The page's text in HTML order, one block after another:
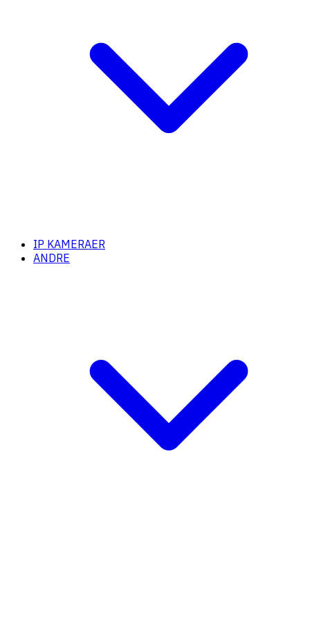
IP KAMERAER
ANDRE